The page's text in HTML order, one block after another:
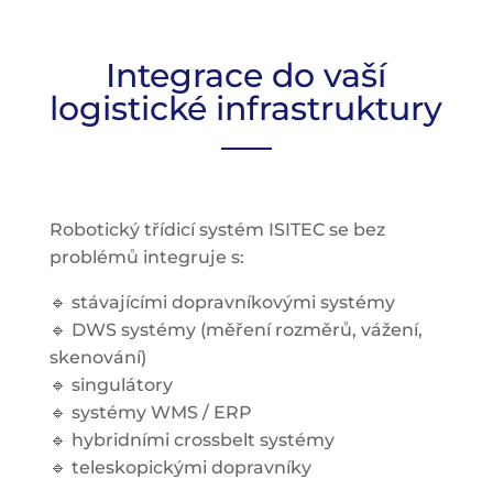
Integrace do vaší
logistické infrastruktury
Robotický třídicí systém ISITEC se bez
problémů integruje s:
🔹 stávajícími dopravníkovými systémy
🔹 DWS systémy (měření rozměrů, vážení,
skenování)
🔹 singulátory
🔹 systémy WMS / ERP
🔹 hybridními crossbelt systémy
🔹 teleskopickými dopravníky